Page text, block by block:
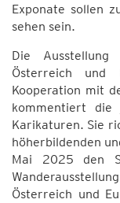
Exponate sollen
sehen sein.
Die
Österreich
Kooperation mit
kommentiert die
Karikaturen. Sie
höherbildenden
Mai 2025 den
Österreich und